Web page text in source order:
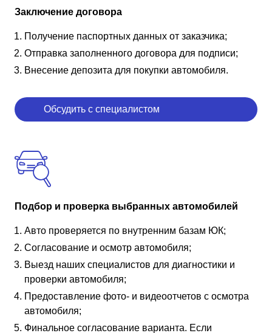
Заключение договора
Получение паспортных данных от заказчика;
Отправка заполненного договора для подписи;
Внесение депозита для покупки автомобиля.
Обсудить с специалистом
Подбор и проверка выбранных автомобилей
Авто проверяется по внутренним базам ЮК;
Согласование и осмотр автомобиля;
Выезд наших специалистов для диагностики и
проверки автомобиля;
Предоставление фото- и видеоотчетов с осмотра
автомобиля;
Финальное согласование варианта. Если